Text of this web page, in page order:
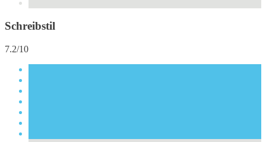
Schreibstil
7.2/10